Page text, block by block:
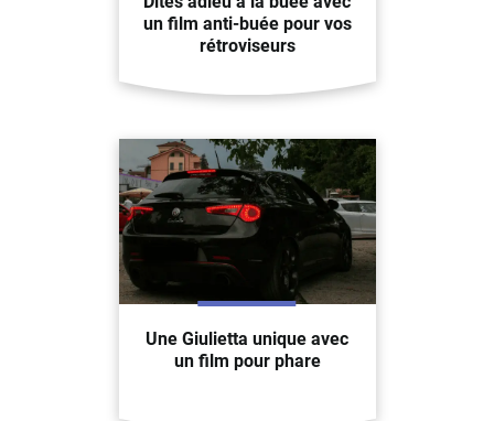
un film anti-buée pour vos
rétroviseurs
Une Giulietta unique avec
un film pour phare